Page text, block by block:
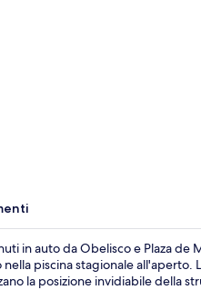
in auto da Obelisco e Plaza de
piscina stagionale
la posizione invidiabile della